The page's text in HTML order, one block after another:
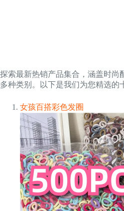
探索最新热销产品集合，涵盖时尚
多种类别。以下是我们为您精选的
女孩百搭彩色发圈